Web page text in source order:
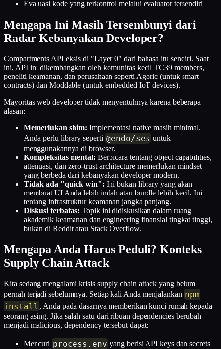
Evaluasi kode yang terkontrol melalui evaluator tersendiri
Mengapa Ini Masih Tersembunyi dari
Radar Kebanyakan Developer?
Compartments API eksis di "Layer 0" dari bahasa itu sendiri. Saat
ini, API ini dikembangkan oleh komunitas kecil TC39 members,
peneliti keamanan, dan perusahaan seperti Agoric (untuk smart
contracts) dan Moddable (untuk embedded IoT devices).
Mayoritas web developer tidak menyentuhnya karena beberapa
alasan:
Memerlukan shim: Implementasi native masih minimal.
Anda perlu library seperti @endo/ses untuk
menggunakannya di browser.
Kompleksitas mental: Berbicara tentang object capabilities,
attenuasi, dan zero-trust architecture memerlukan mindset
yang berbeda dari kebanyakan developer modern.
Tidak ada "quick win": Ini bukan library yang akan
membuat UI Anda lebih indah atau bundle lebih kecil. Ini
tentang infrastruktur keamanan jangka panjang.
Diskusi terbatas: Topik ini didiskusikan dalam ruang
akademik keamanan dan engineering finansial tingkat tinggi,
bukan di Reddit atau Stack Overflow.
Mengapa Anda Harus Peduli? Konteks
Supply Chain Attack
Kita sedang mengalami krisis supply chain attack yang belum
pernah terjadi sebelumnya. Setiap kali Anda menjalankan npm
install , Anda pada dasarnya memberikan kunci rumah kepada
seorang asing. Jika salah satu dari ribuan dependencies berubah
menjadi malicious, dependency tersebut dapat:
Mencuri process . env yang berisi API keys dan secrets